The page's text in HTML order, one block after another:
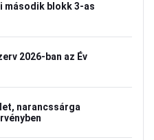
második blokk 3-as
2026-ban az Év
narancssárga